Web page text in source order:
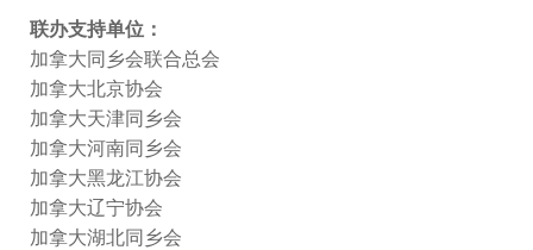
联办支持单位：
加拿大同乡会联合总会
加拿大北京协会
加拿大天津同乡会
加拿大河南同乡会
加拿大黑龙江协会
加拿大辽宁协会
加拿大湖北同乡会